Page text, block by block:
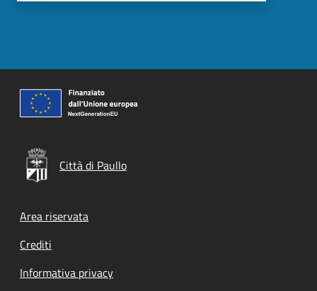
Città di Paullo
Footer menu
Area riservata
Crediti
Informativa privacy